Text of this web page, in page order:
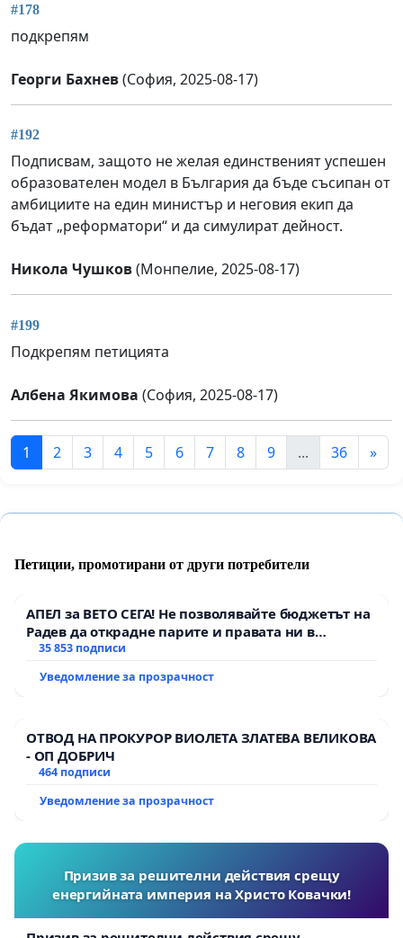
#178
подкрепям
Георги Бахнев(София, 2025-08-17)
#192
Подписвам, защото не желая единственият успешен
образователен модел в България да бъде съсипан от
амбициите на един министър и неговия екип да
бъдат „реформатори“ и да симулират дейност.
Никола Чушков(Монпелие, 2025-08-17)
#199
Подкрепям петицията
Албена Якимова (София, 2025-08-17)
1 2 3 4 5 6 7 8 9 ... 36 »
Петиции, промотирани от други потребители
АПЕЛ за ВЕТО СЕГА! Не позволявайте бюджетът на
Радев да открадне парите и правата ни в
тъмното
35 853 подписи
Уведомление за прозрачност
ОТВОД НА ПРОКУРОР ВИОЛЕТА ЗЛАТЕВА ВЕЛИКОВА
- ОП ДОБРИЧ
464 подписи
Уведомление за прозрачност
Призив за решителни действия срещу
енергийната империя на Христо Ковачки!